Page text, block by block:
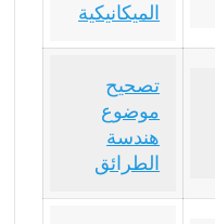
الميكانيكية
تصحيح
موضوع
هندسة
الطرائق